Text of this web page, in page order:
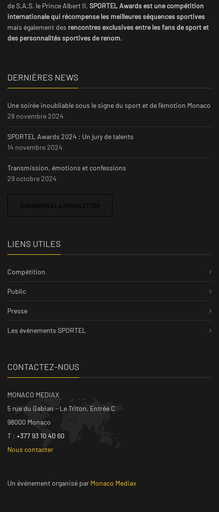
de S.A.S. le Prince Albert II, SPORTEL Awards est une compétition
internationale qui récompense les meilleures séquences sportives
mais également des rencontres exclusives entre les fans de sport et
des personnalités sportives de renom.
DERNIÈRES NEWS
Une soirée inoubliable sous le signe du sport et de l'émotion Monaco
28 novembre 2024
SPORTEL Awards 2024 : Un jury de talents
14 novembre 2024
Transmission, émotions et confessions
29 octobre 2024
S'ABONNER À LA NEWSLETTER
LIENS UTILES
Compétition
Public
Presse
Les événements SPORTEL
CONTACTEZ-NOUS
MONACO MEDIAX
5 rue du Gabian - Le Triton, Entrée C
98000 Monaco
T : +377 93 10 40 60
Nous contacter
Un événement organisé par Monaco Mediax